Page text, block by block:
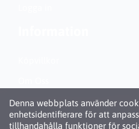
Denna webbplats använder
enhetsidentifierare för att
tillhandahålla funktioner för
Personuppgiftspolicy (GDPR)
Om Cookies